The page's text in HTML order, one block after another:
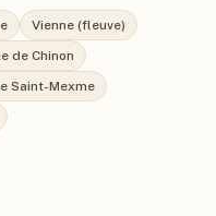
Vienne (fleuve)
de Chinon
Saint-Mexme